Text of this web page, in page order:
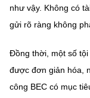
như vậy. Không có
gửi rõ ràng không
Đồng thời, một số
được đơn giản hóa,
công BEC có mục